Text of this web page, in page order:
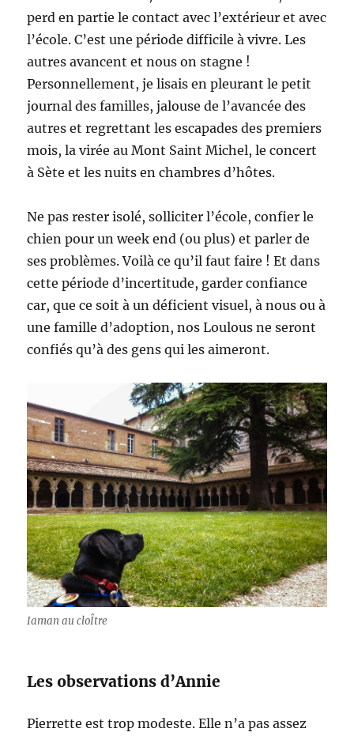
perd en partie le contact avec l’extérieur et avec
l’école. C’est une période difficile à vivre. Les
autres avancent et nous on stagne !
Personnellement, je lisais en pleurant le petit
journal des familles, jalouse de l’avancée des
autres et regrettant les escapades des premiers
mois, la virée au Mont Saint Michel, le concert
à Sète et les nuits en chambres d’hôtes.
Ne pas rester isolé, solliciter l’école, confier le
chien pour un week end (ou plus) et parler de
ses problèmes. Voilà ce qu’il faut faire ! Et dans
cette période d’incertitude, garder confiance
car, que ce soit à un déficient visuel, à nous ou à
une famille d’adoption, nos Loulous ne seront
confiés qu’à des gens qui les aimeront.
Iaman au cloÎtre
Les observations d’Annie
Pierrette est trop modeste. Elle n’a pas assez